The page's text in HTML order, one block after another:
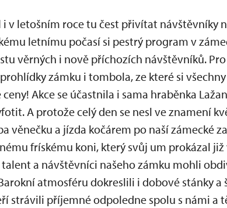
v letošním roce tu čest přivítat návštěvníky
letnímu počasí si pestrý program v
věrných i nově příchozích návštěvníků.
zámku i tombola, ze které si
Akce se účastnila i sama hraběnka
A protože celý den se nesl ve znamení
věnečku a jízda kočárem po naší zámecké
frískému koni, který svůj um prokázal již
talent a návštěvníci našeho zámku mohli
atmosféru dokreslili i dobové stánky a
strávili příjemné odpoledne spolu s námi a